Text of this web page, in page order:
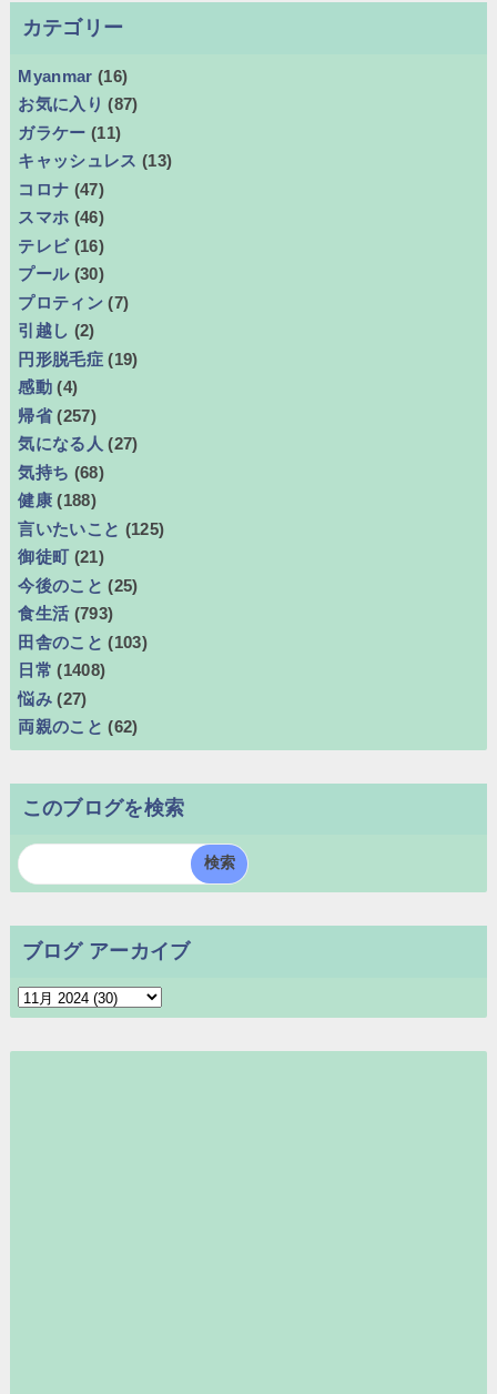
カテゴリー
Myanmar (16)
お気に入り (87)
ガラケー (11)
キャッシュレス (13)
コロナ (47)
スマホ (46)
テレビ (16)
プール (30)
プロティン (7)
引越し (2)
円形脱毛症 (19)
感動 (4)
帰省 (257)
気になる人 (27)
気持ち (68)
健康 (188)
言いたいこと (125)
御徒町 (21)
今後のこと (25)
食生活 (793)
田舎のこと (103)
日常 (1408)
悩み (27)
両親のこと (62)
このブログを検索
ブログ アーカイブ